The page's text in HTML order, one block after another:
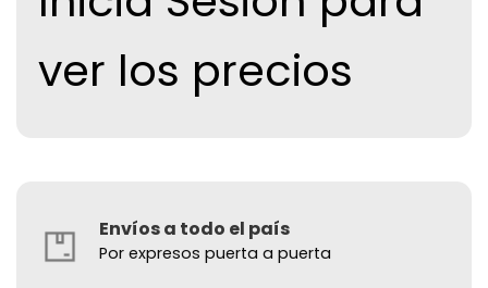
ver los precios
Envíos a todo el país
Por expresos puerta a puerta